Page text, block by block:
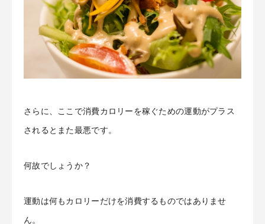
さらに、ここで消費カロリーを稼ぐための運動がプラス
されるとまた最悪です。
何故でしょうか？
運動は何もカロリーだけを消費するものではありませ
ん。